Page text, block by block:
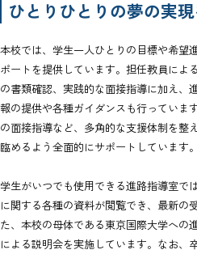
ひとりひとりの夢の実
本校では、学生一人ひとりの目標や希望
ポートを提供しています。担任教員によ
の書類確認、実践的な面接指導に加え、
報の提供や各種ガイダンスも行っていま
の面接指導など、多角的な支援体制を整
臨めるよう全面的にサポートしています。
学生がいつでも使用できる進路指導室で
に関する各種の資料が閲覧でき、最新の
た、本校の母体である東京国際大学への
による説明会を実施しています。なお、